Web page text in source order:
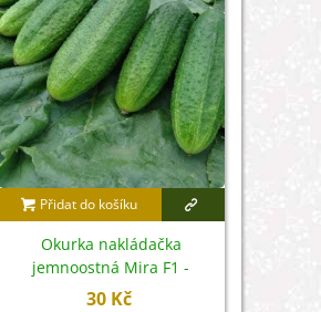
Přidat do košíku
Okurka nakládačka
jemnoostná Mira F1 -
Cucumis sativus - semena -
30 Kč